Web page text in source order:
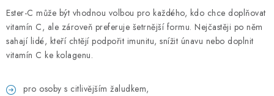
Ester-C může být vhodnou volbou pro každého, kdo chce doplňovat
vitamín C, ale zároveň preferuje šetrnější formu. Nejčastěji po něm
sahají lidé, kteří chtějí podpořit imunitu, snížit únavu nebo doplnit
vitamín C ke kolagenu.
pro osoby s citlivějším žaludkem,